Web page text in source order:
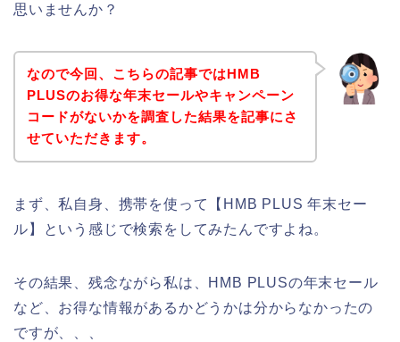
思いませんか？
なので今回、こちらの記事ではHMB
PLUSのお得な年末セールやキャンペーン
コードがないかを調査した結果を記事にさ
せていただきます。
まず、私自身、携帯を使って【HMB PLUS 年末セー
ル】という感じで検索をしてみたんですよね。
その結果、残念ながら私は、HMB PLUSの年末セール
など、お得な情報があるかどうかは分からなかったの
ですが、、、